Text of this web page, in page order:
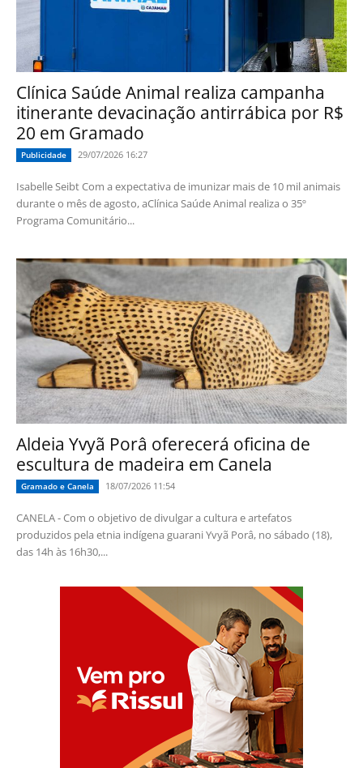
Clínica Saúde Animal realiza campanha
itinerante devacinação antirrábica por R$
20 em Gramado
Publicidade 29/07/2026 16:27
Isabelle Seibt Com a expectativa de imunizar mais de 10 mil animais
durante o mês de agosto, aClínica Saúde Animal realiza o 35º
Programa Comunitário...
Aldeia Yvyã Porâ oferecerá oficina de
escultura de madeira em Canela
Gramado e Canela 18/07/2026 11:54
CANELA - Com o objetivo de divulgar a cultura e artefatos
produzidos pela etnia indígena guarani Yvyã Porâ, no sábado (18),
das 14h às 16h30,...